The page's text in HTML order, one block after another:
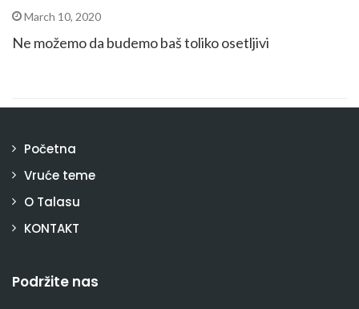
March 10, 2020
Ne možemo da budemo baš toliko osetljivi
Početna
Vruće teme
O Talasu
KONTAKT
Podržite nas